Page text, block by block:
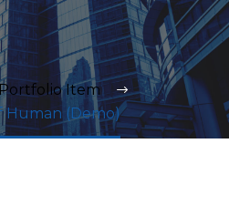
Item
Human (Demo)